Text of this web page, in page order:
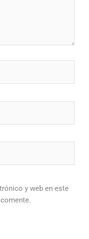
y web en este